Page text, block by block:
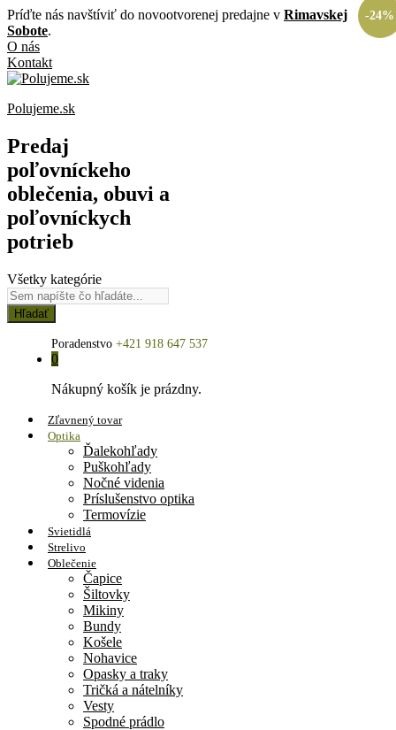
Príďte nás navštíviť do novootvorenej predajne v Rimavskej
Sobote.
O nás
Kontakt
Polujeme.sk
Predaj
poľovníckeho
oblečenia, obuvi a
poľovníckych
potrieb
Všetky kategórie
Hľadať
Poradenstvo +421 918 647 537
0
Nákupný košík je prázdny.
Zľavnený tovar
Optika
Ďalekohľady
Puškohľady
Nočné videnia
Príslušenstvo optika
Termovízie
Svietidlá
Strelivo
Oblečenie
Čapice
Šiltovky
Mikiny
Bundy
Košele
Nohavice
Opasky a traky
Tričká a nátelníky
Vesty
Spodné prádlo
-24%